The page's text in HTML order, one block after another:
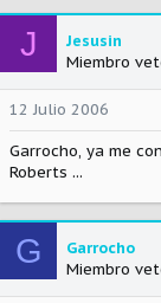
J
Jesusin
Miembro
12 Julio 2006
Garrocho, ya me
Roberts ...
G
Garrocho
Miembro